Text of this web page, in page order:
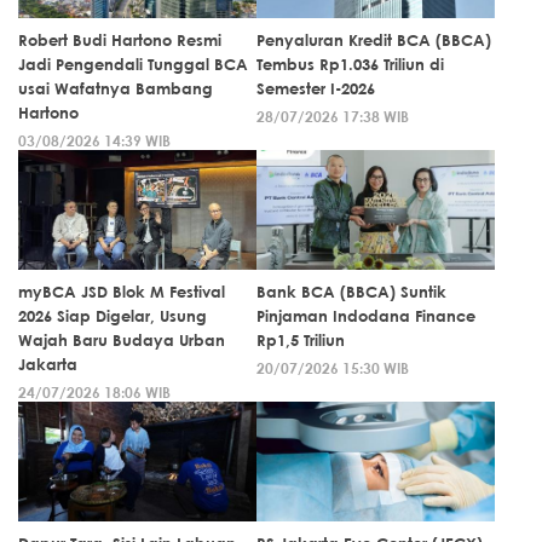
Robert Budi Hartono Resmi
Jadi Pengendali Tunggal BCA
usai Wafatnya Bambang
Hartono
03/08/2026 14:39 WIB
Penyaluran Kredit BCA (BBCA)
Tembus Rp1.036 Triliun di
Semester I-2026
28/07/2026 17:38 WIB
myBCA JSD Blok M Festival
2026 Siap Digelar, Usung
Wajah Baru Budaya Urban
Jakarta
24/07/2026 18:06 WIB
Bank BCA (BBCA) Suntik
Pinjaman Indodana Finance
Rp1,5 Triliun
20/07/2026 15:30 WIB